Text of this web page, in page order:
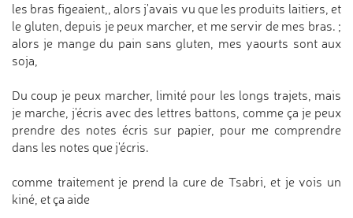
les bras figeaient,, alors j'avais vu que les produits laitiers, et
le gluten, depuis je peux marcher, et me servir de mes bras. ;
alors je mange du pain sans gluten, mes yaourts sont aux
soja,
Du coup je peux marcher, limité pour les longs trajets, mais
je marche, j'écris avec des lettres battons, comme ça je peux
prendre des notes écris sur papier, pour me comprendre
dans les notes que j'écris.
comme traitement je prend la cure de Tsabri, et je vois un
kiné, et ça aide